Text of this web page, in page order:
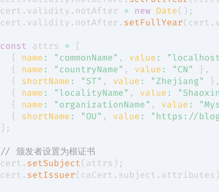
cert . validity . notAfter = new Date( ) ;
cert . validity . notAfter . setFullYear( cert .
const attrs =
[
{
name : "commonName" , value :
{
name : "countryName" , value : "CN" } ,
{
shortName : "ST" , value : "Zhejiang" }
{
name : "localityName" , value :
{
name : "organizationName" , value :
{
shortName : "OU" , value :
"https://
] ;
// 颁发者设置为根证书
cert . setSubject( attrs ) ;
cert . setIssuer( caCert . subject . attributes